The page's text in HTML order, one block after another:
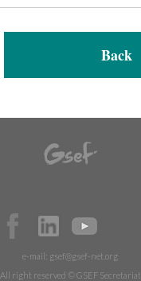
Back
e-mail: gsef@gsef-net.org
All right reserved © GSEF Secretariat